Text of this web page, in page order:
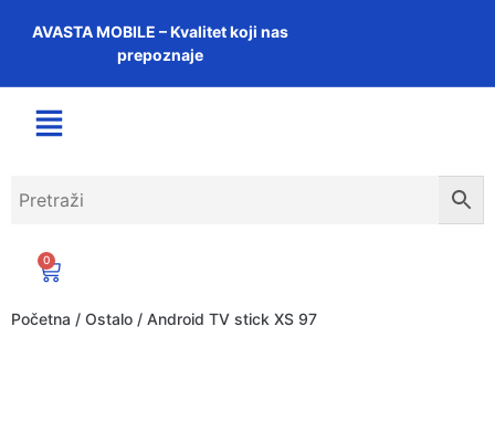
AVASTA MOBILE – Kvalitet koji nas
prepoznaje
0
Početna / Ostalo / Android TV stick XS 97